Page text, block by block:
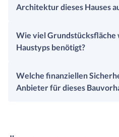
Architektur dieses Hauses
Wie viel Grundstücksfläche
Haustyps benötigt?
Welche finanziellen
Anbieter für dieses